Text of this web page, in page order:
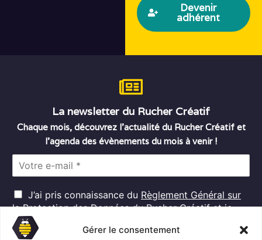
Gérer le consentement
Devenir
adhérent
La newsletter du Rucher Créatif
Chaque mois, découvrez l’actualité du Rucher Créatif et
l’agenda des évènements du mois à venir !
l
*
R
G
D
P
J’ai pris connaissance du Règlement Général sur
la Protection des Donnéesdu Rucher Créatif et je
consens au traitement de mes données personnelles
dans ces conditions.*